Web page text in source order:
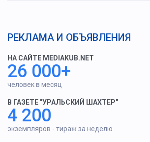
РЕКЛАМА И ОБЪЯВЛЕНИЯ
НА САЙТЕ MEDIAKUB.NET
26 000+
человек в месяц
В ГАЗЕТЕ "УРАЛЬСКИЙ ШАХТЕР"
4 200
экземпляров - тираж за неделю